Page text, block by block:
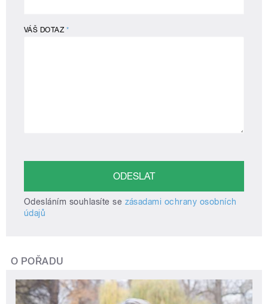
VÁŠ DOTAZ *
Odesláním souhlasíte se zásadami ochrany osobních
údajů
O POŘADU